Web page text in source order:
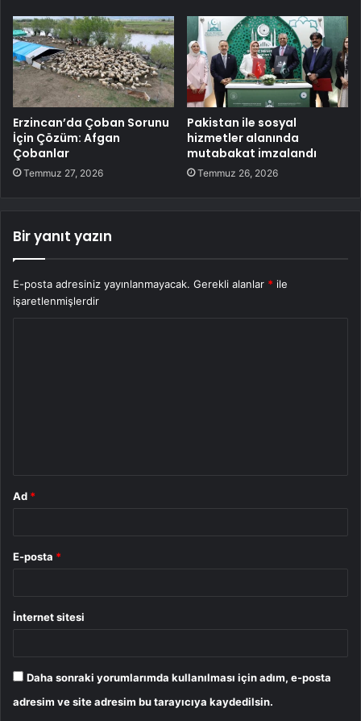
Erzincan’da Çoban Sorunu
İçin Çözüm: Afgan
Çobanlar
Temmuz 27, 2026
Pakistan ile sosyal
hizmetler alanında
mutabakat imzalandı
Temmuz 26, 2026
Bir yanıt yazın
E-posta adresiniz yayınlanmayacak. Gerekli alanlar * ile
işaretlenmişlerdir
Ad *
E-posta *
İnternet sitesi
Daha sonraki yorumlarımda kullanılması için adım, e-posta
adresim ve site adresim bu tarayıcıya kaydedilsin.